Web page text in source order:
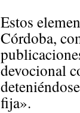
Estos
Córdoba,
devocional
fija».